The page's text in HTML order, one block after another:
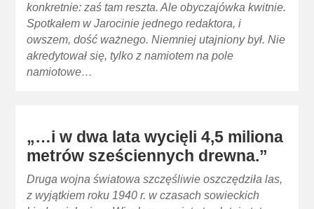
konkretnie: zaś tam reszta. Ale obyczajówka kwitnie.
Spotkałem w Jarocinie jednego redaktora, i
owszem, dość ważnego. Niemniej utajniony był. Nie
akredytował się, tylko z namiotem na pole
namiotowe…
„…i w dwa lata wycięli 4,5 miliona
metrów sześciennych drewna.”
Druga wojna światowa szczęśliwie oszczędziła las,
z wyjątkiem roku 1940 r. w czasach sowieckich